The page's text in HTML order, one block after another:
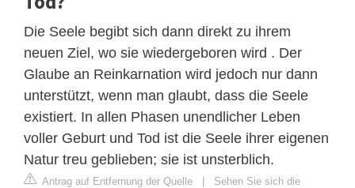
Die Seele begibt sich dann direkt zu ihrem
neuen Ziel, wo sie wiedergeboren wird . Der
Glaube an Reinkarnation wird jedoch nur dann
unterstützt, wenn man glaubt, dass die Seele
existiert. In allen Phasen unendlicher Leben
voller Geburt und Tod ist die Seele ihrer eigenen
Natur treu geblieben; sie ist unsterblich.
Antrag auf Entfernung der Quelle | Sehen Sie sich die